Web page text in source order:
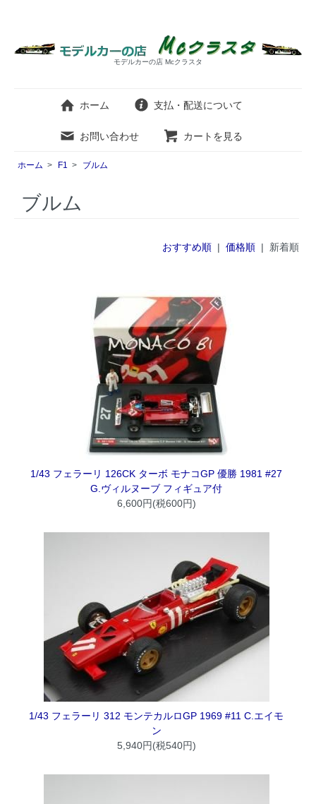
モデルカーの店 Mcクラスタ
ホーム 支払・配送について
お問い合わせ カートを見る
ホーム > F1 > ブルム
ブルム
おすすめ順| 価格順| 新着順
1/43 フェラーリ 126CK ターボ モナコGP 優勝 1981 #27
G.ヴィルヌーブ フィギュア付
6,600円(税600円)
1/43 フェラーリ 312 モンテカルロGP 1969 #11 C.エイモ
ン
5,940円(税540円)